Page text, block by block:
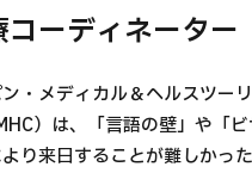
ーディネーター
・メディカル＆ヘルスツー
）は、「言語の壁」や「ビ
り来日することが難しかっ